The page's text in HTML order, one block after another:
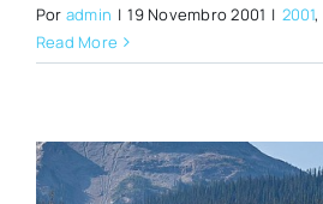
Por admin | 19 Novembro 2001 | 2001,
Read More